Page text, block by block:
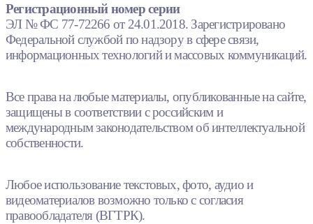
Регистрационный номер серии
ЭЛ № ФС 77-72266 от 24.01.2018. Зарегистрировано
Федеральной службой по надзору в сфере связи,
информационных технологий и массовых коммуникаций.
Все права на любые материалы, опубликованные на сайте,
защищены в соответствии с российским и
международным законодательством об интеллектуальной
собственности.
Любое использование текстовых, фото, аудио и
видеоматериалов возможно только с согласия
правообладателя (ВГТРК).